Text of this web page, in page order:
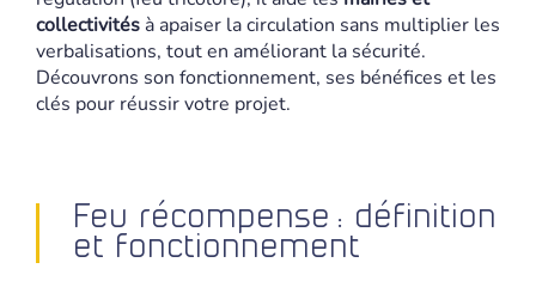
collectivités à apaiser la circulation sans multiplier les
verbalisations, tout en améliorant la sécurité.
Découvrons son fonctionnement, ses bénéfices et les
clés pour réussir votre projet.
Feu récompense : définition
et fonctionnement